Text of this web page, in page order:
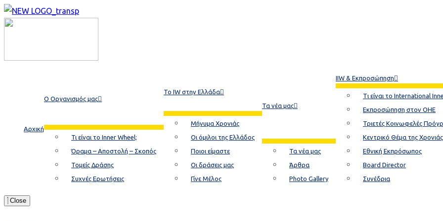
Αρχική
Ο Οργανισμός μας
Τι είναι το Inner Wheel;
Όραμα – Αποστολή – Σκοπός
Τομείς Δράσης
Συχνές Ερωτήσεις
Το ΙW στην Ελλάδα
Μήνυμα Χρονιάς
Οι όμιλοι της Ελλάδος
Ποιοι είμαστε
Οι δράσεις μας
Γίνε Μέλος
Τα νέα μας
Τα νέα μας
Άρθρα
Photo Gallery
IIW & Εκπροσώπηση
Tι είναι το International
Εκπροσώπηση στον ΟΗΕ
Τριετές Κοινωφελές
Κεντρικό Θέμα της Xρονιάς​
Εθνική Εκπρόσωπος
Board Director
Συνέδρια
Close